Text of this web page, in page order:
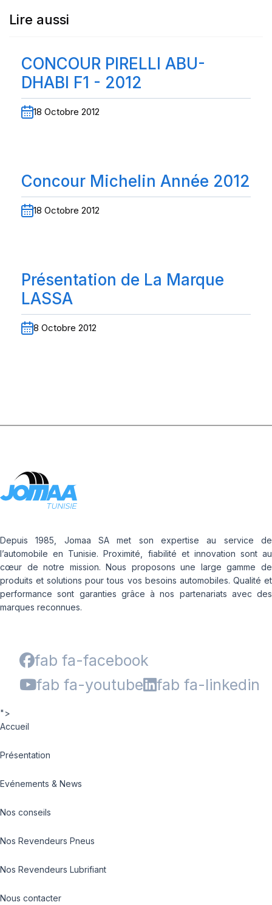
Lire aussi
CONCOUR PIRELLI ABU-
DHABI F1 - 2012
18 Octobre 2012
Concour Michelin Année 2012
18 Octobre 2012
Présentation de La Marque
LASSA
8 Octobre 2012
Depuis 1985, Jomaa SA met son expertise au service de
l’automobile en Tunisie. Proximité, fiabilité et innovation sont au
cœur de notre mission. Nous proposons une large gamme de
produits et solutions pour tous vos besoins automobiles. Qualité et
performance sont garanties grâce à nos partenariats avec des
marques reconnues.
fab fa-facebook
fab fa-youtube
fab fa-linkedin
">
Accueil
Présentation
Evénements & News
Nos conseils
Nos Revendeurs Pneus
Nos Revendeurs Lubrifiant
Nous contacter